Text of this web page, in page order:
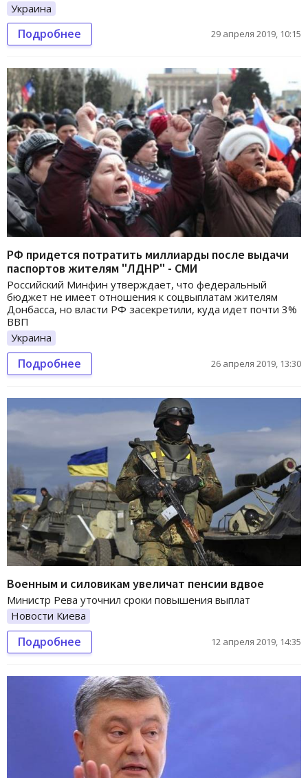
Украина
Подробнее 29 апреля 2019, 10:15
РФ придется потратить миллиарды после выдачи
паспортов жителям "ЛДНР" - СМИ
Российский Минфин утверждает, что федеральный
бюджет не имеет отношения к соцвыплатам жителям
Донбасса, но власти РФ засекретили, куда идет почти 3%
ВВП
Украина
Подробнее 26 апреля 2019, 13:30
Военным и силовикам увеличат пенсии вдвое
Министр Рева уточнил сроки повышения выплат
Новости Киева
Подробнее 12 апреля 2019, 14:35